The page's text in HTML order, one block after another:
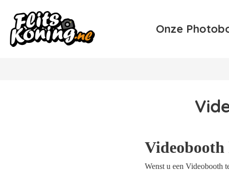
Onze
Wenst u een Videobooth